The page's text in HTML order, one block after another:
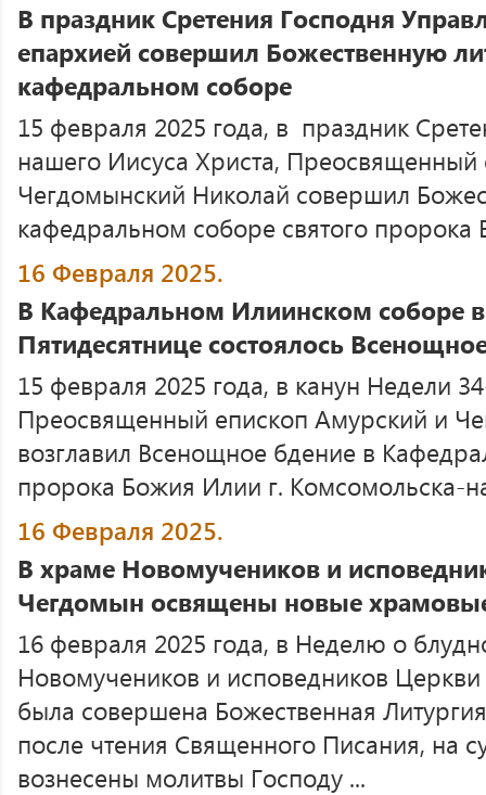
В праздник Сретения Господня
епархией совершил Божественную
кафедральном соборе
15 февраля 2025 года, в праздник
нашего Иисуса Христа,
Чегдомынский Николай совершил
кафедральном соборе святого пророка
16 Февраля 2025.
В Кафедральном Илиинском соборе
Пятидесятнице состоялось
15 февраля 2025 года, в канун Недели
Преосвященный епископ Амурский и
возглавил Всенощное бдение в
пророка Божия Илии г. Комсомольска-
16 Февраля 2025.
В храме Новомучеников и
Чегдомын освящены новые
16 февраля 2025 года, в Неделю о
Новомучеников и исповедников
была совершена Божественная
после чтения Священного Писания, на
вознесены молитвы Господу ...